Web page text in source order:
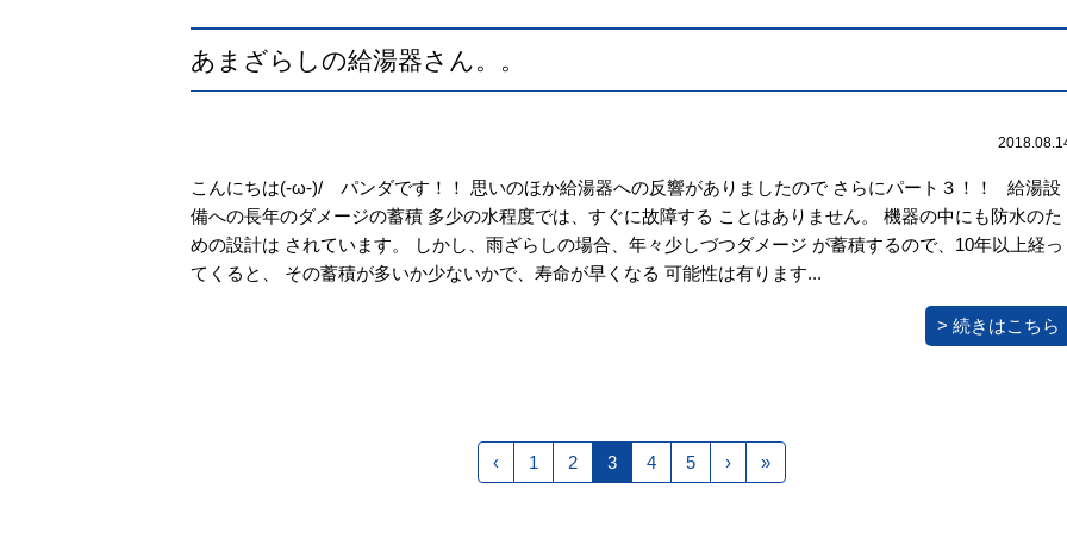
あまざらしの給湯器さん。。
こんにちは(-ω-)/ パンダです！！ 思いのほか給湯器への反響がありましたので さらにパート３！！ 給湯設
備への長年のダメージの蓄積 多少の水程度では、すぐに故障する ことはありません。 機器の中にも防水のた
めの設計は されています。 しかし、雨ざらしの場合、年々少しづつダメージ が蓄積するので、10年以上経っ
てくると、 その蓄積が多いか少ないかで、寿命が早くなる 可能性は有ります...
> 続きはこちら
‹ 1 2 3 4 5 › »